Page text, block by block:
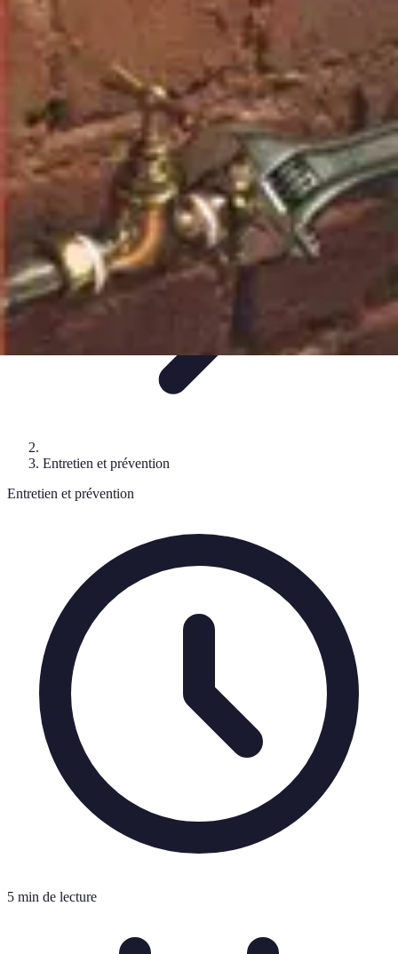
Plomberie Parisienne
Matériaux et
ÉquipementsPlombiers Comparatifs
Plomberie Parisienne
Entretien et prévention
Entretien et prévention
5 min de lecture